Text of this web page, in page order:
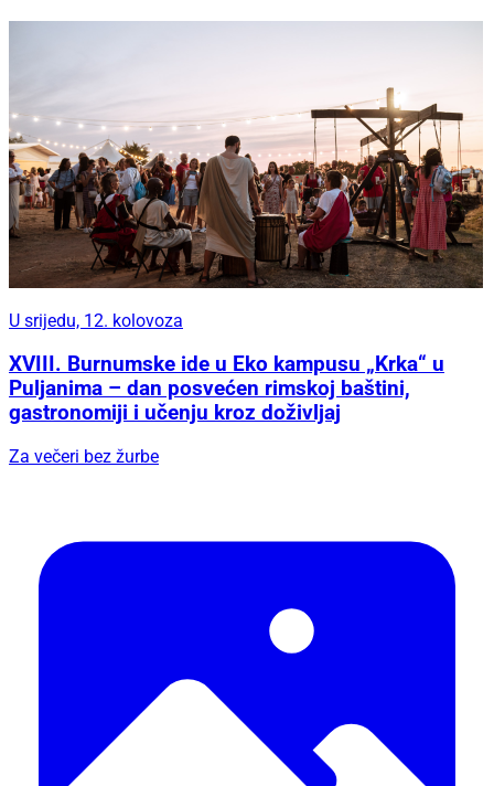
U srijedu, 12. kolovoza
XVIII. Burnumske ide u Eko kampusu „Krka“ u
Puljanima – dan posvećen rimskoj baštini,
gastronomiji i učenju kroz doživljaj
Za večeri bez žurbe